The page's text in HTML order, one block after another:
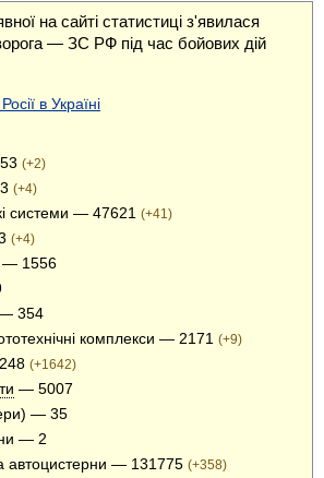
на сайті статистиці з'явилася
— ЗС РФ під час бойових дій
в Україні
(+2)
(+4)
системи — 47621 (+41)
(+4)
— 1556
— 354
комплекси — 2171 (+9)
(+1642)
— 5007
— 35
— 2
автоцистерни — 131775 (+358)